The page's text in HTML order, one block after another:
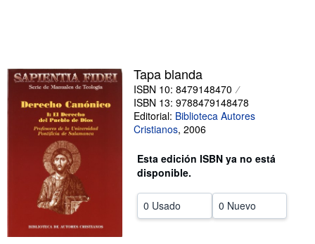
Comenzar a vender
Ayuda
CERRAR
Tapa blanda
ISBN 10: 8479148470
ISBN 13: 9788479148478
Editorial: Biblioteca Autores
Cristianos, 2006
Esta edición ISBN ya no está
disponible.
0 Usado 0 Nuevo